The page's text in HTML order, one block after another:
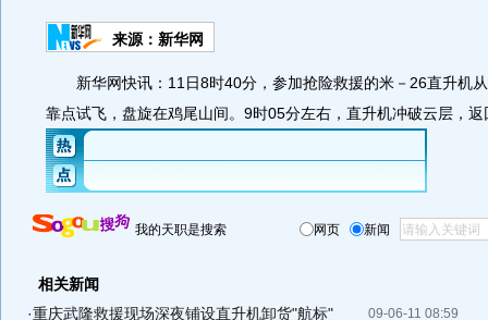
来源： 新华网
新华网快讯：11日8时40分，参加抢险救援的米－26直升机从
靠点试飞，盘旋在鸡尾山间。9时05分左右，直升机冲破云层，
我的天职是搜索 网页 新闻
相关新闻
09-06-11 08:59
·重庆武隆救援现场深夜铺设直升机卸货"航标"